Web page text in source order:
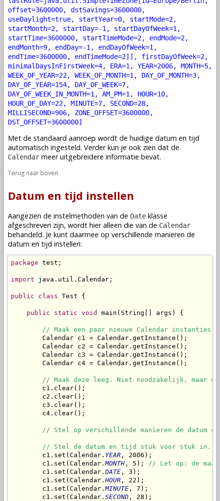
offset=3600000, dstSavings=3600000,
useDaylight=true, startYear=0, startMode=2,
startMonth=2, startDay=-1, startDayOfWeek=1,
startTime=3600000, startTimeMode=2, endMode=2,
endMonth=9, endDay=-1, endDayOfWeek=1,
endTime=3600000, endTimeMode=2]], firstDayOfWeek=2,
minimalDaysInFirstWeek=4, ERA=1, YEAR=2006, MONTH=5,
WEEK_OF_YEAR=22, WEEK_OF_MONTH=1, DAY_OF_MONTH=3,
DAY_OF_YEAR=154, DAY_OF_WEEK=7,
DAY_OF_WEEK_IN_MONTH=1, AM_PM=1, HOUR=10,
HOUR_OF_DAY=22, MINUTE=7, SECOND=28,
MILLISECOND=906, ZONE_OFFSET=3600000,
DST_OFFSET=3600000]
Met de standaard aanroep wordt de huidige datum en tijd
automatisch ingesteld. Verder kun je ook zien dat de
Calendar meer uitgebreidere informatie bevat.
Terug naar boven
Datum en tijd instellen
Aangezien de instelmethoden van de Date klasse
afgeschreven zijn, wordt hier alleen die van de Calendar
behandeld. Je kunt daarmee op verschillende manieren de
datum en tijd instellen:
package test;
import java.util.Calendar;
public class Test {
public static void main(String[] args) {
// Maak een paar nieuwe Calendar instanties.
        Calendar c1 = Calendar.getInstance();
        Calendar c2 = Calendar.getInstance();
        Calendar c3 = Calendar.getInstance();
        Calendar c4 = Calendar.getInstance();
// Maak deze leeg. Niet noodzakelijk, maar
        c1.clear();
        c2.clear();
        c3.clear();
        c4.clear();
// Stel op verschillende manieren de datum
// Stel de datum en tijd stuk voor stuk in.
        c1.set(Calendar.
YEAR , 2006);
        c1.set(Calendar.
MONTH , 5);
// Let op: de
        c1.set(Calendar.
DATE , 3);
        c1.set(Calendar.
HOUR , 22);
        c1.set(Calendar.
MINUTE , 7);
        c1.set(Calendar.
SECOND , 28);